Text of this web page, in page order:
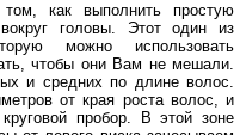
как выполнить простую
головы. Этот один из
можно использовать
чтобы они Вам не мешали.
и средних по длине волос.
от края роста волос, и
пробор. В этой зоне